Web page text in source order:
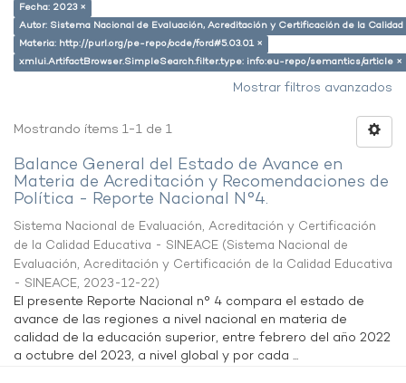
Fecha: 2023 ×
Autor: Sistema Nacional de Evaluación, Acreditación y Certificación de la
Materia: http://purl.org/pe-repo/ocde/ford#5.03.01 ×
xmlui.ArtifactBrowser.SimpleSearch.filter.type: info:eu-repo/semantics/article ×
Mostrar filtros avanzados
Mostrando ítems 1-1 de 1
Balance General del Estado de Avance en
Materia de Acreditación y Recomendaciones de
Política - Reporte Nacional N°4.
Sistema Nacional de Evaluación, Acreditación y Certificación
de la Calidad Educativa - SINEACE (Sistema Nacional de
Evaluación, Acreditación y Certificación de la Calidad Educativa
- SINEACE, 2023-12-22)
El presente Reporte Nacional n° 4 compara el estado de
avance de las regiones a nivel nacional en materia de
calidad de la educación superior, entre febrero del año 2022
a octubre del 2023, a nivel global y por cada ...